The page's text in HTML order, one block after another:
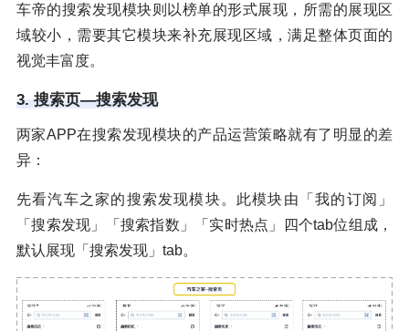
车帝的搜索发现模块则以榜单的形式展现，所需的展现区
域较小，需要其它模块来补充展现区域，满足整体页面的
视觉丰富度。
3. 搜索页—搜索发现
两家APP在搜索发现模块的产品运营策略就有了明显的差
异：
先看汽车之家的搜索发现模块。此模块由「我的订阅」
「搜索发现」「搜索指数」「实时热点」四个tab位组成，
默认展现「搜索发现」tab。